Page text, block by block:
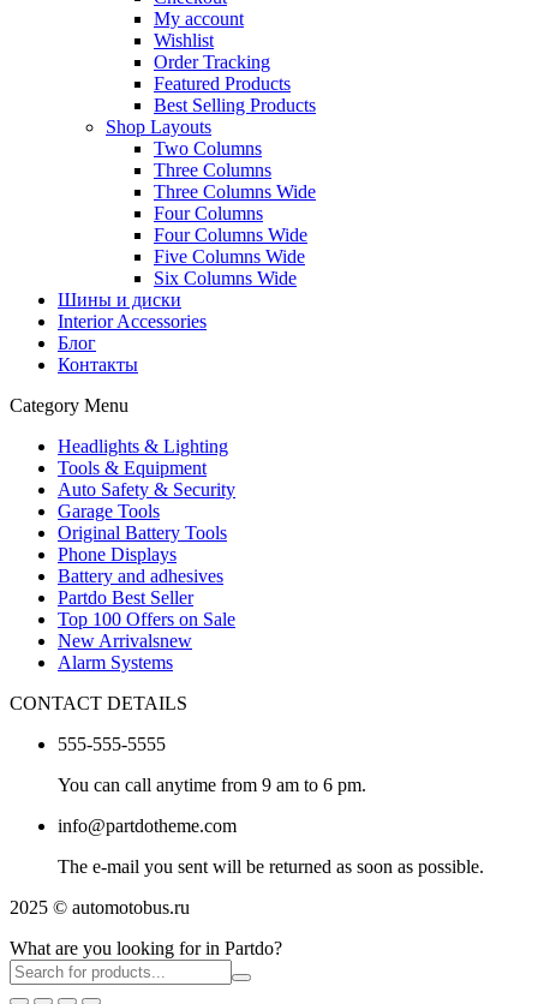
My account
Wishlist
Order Tracking
Featured Products
Best Selling Products
Shop Layouts
Two Columns
Three Columns
Three Columns Wide
Four Columns
Four Columns Wide
Five Columns Wide
Six Columns Wide
Шины и диски
Interior Accessories
Блог
Контакты
Category Menu
Headlights & Lighting
Tools & Equipment
Auto Safety & Security
Garage Tools
Original Battery Tools
Phone Displays
Battery and adhesives
Partdo Best Seller
Top 100 Offers on Sale
New Arrivalsnew
Alarm Systems
CONTACT DETAILS
555-555-5555
You can call anytime from 9 am to 6 pm.
info@partdotheme.com
The e-mail you sent will be returned as soon as possible.
2025 © automotobus.ru
What are you looking for in Partdo?